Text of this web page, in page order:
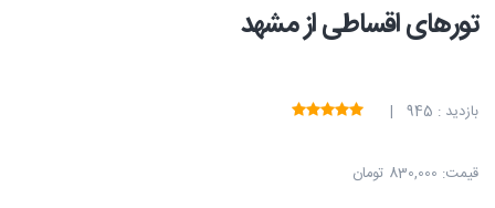
تورهای اقساطی از مشهد
بازدید : 945 |
قیمت: 830,000 تومان